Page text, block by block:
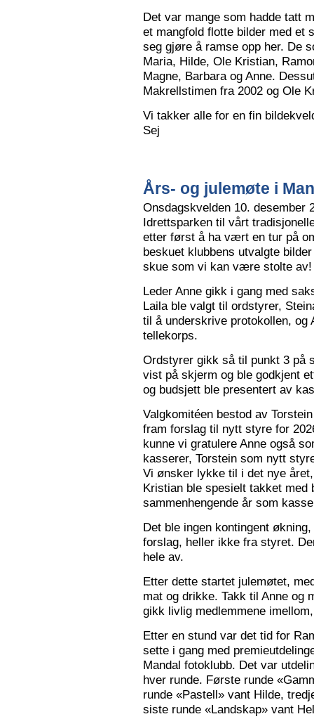
Det var mange som hadde tatt
et mangfold flotte bilder med et
seg gjøre å ramse opp her. De
Maria, Hilde, Ole Kristian,
Magne, Barbara og Anne.
Makrellstimen fra 2002 og Ole
Vi takker alle for en fin
Sej
Års- og julemøte i
Onsdagskvelden 10. desember
Idrettsparken til vårt
etter først å ha vært en tur på
beskuet klubbens utvalgte
skue som vi kan være stolte av!
Leder Anne gikk i gang med
Laila ble valgt til ordstyrer,
til å underskrive protokollen, og
tellekorps.
Ordstyrer gikk så til punkt 3 på
vist på skjerm og ble godkjent
og budsjett ble presentert av
Valgkomitéen bestod av
fram forslag til nytt styre for
kunne vi gratulere Anne også
kasserer, Torstein som nytt
Vi ønsker lykke til i det nye
Kristian ble spesielt takket med
sammenhengende år som
Det ble ingen kontingent
forslag, heller ikke fra styret.
hele av.
Etter dette startet julemøtet,
mat og drikke. Takk til Anne og
gikk livlig medlemmene
Etter en stund var det tid for
sette i gang med
Mandal fotoklubb. Det var
hver runde. Første runde
runde «Pastell» vant Hilde,
siste runde «Landskap» vant